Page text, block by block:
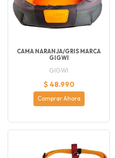
CAMA NARANJA/GRIS MARCA
GIGWI
GIGWI
$ 48.990
Comprar Ahora